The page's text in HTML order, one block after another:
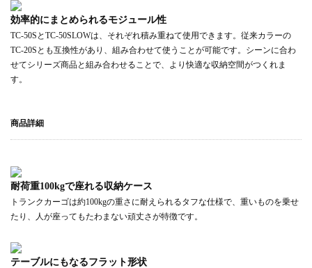
効率的にまとめられるモジュール性
TC-50SとTC-50SLOWは、それぞれ積み重ねて使用できます。従来カラーの
TC-20Sとも互換性があり、組み合わせて使うことが可能です。シーンに合わ
せてシリーズ商品と組み合わせることで、より快適な収納空間がつくれま
す。
商品詳細
耐荷重100kgで座れる収納ケース
トランクカーゴは約100kgの重さに耐えられるタフな仕様で、重いものを乗せ
たり、人が座ってもたわまない頑丈さが特徴です。
テーブルにもなるフラット形状